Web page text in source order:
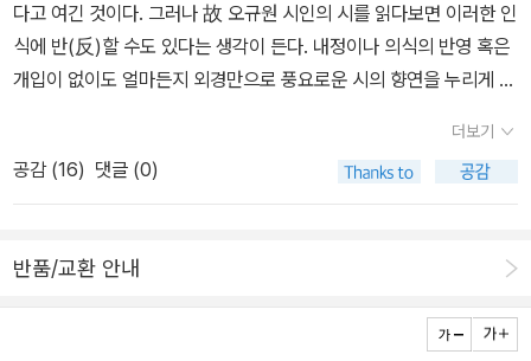
다고 여긴 것이다. 그러나 故 오규원 시인의 시를 읽다보면 이러한 인
식에 반(反)할 수도 있다는 생각이 든다. 내정이나 의식의 반영 혹은
개입이 없이도 얼마든지 외경만으로 풍요로운 시의 향연을 누리게 해
의식의 접근을 철저히 차단하고 외경만을 언급함으로써 오히려 더 깊
은 심회와 내정을 배후에 펼쳐 놓는다. 관찰시라고도 할 수 있는데, 사
물의 현상이나 대상을 묘사로만 전개한다. 이러한 시적 방법론을 뛰
2008년)에 수록된 시편들은 오규원 시인의 독특한 시세계를 형성한
다. 시가 짧아지고, 짧아진 만큼 투명성과 여백을 확보하였다. 먹을 아
껴 쓰고, 단 몇 개의 필획만으로 완성한 초솔한 문인화 진수를 보는 느
더보기
공감 (16) 댓글 (0)
반품/교환 안내